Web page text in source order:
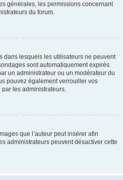
générales, les permissions concernant
du forum.
dans lesquels les utilisateurs ne peuvent
sont automatiquement expirés.
un administrateur ou un modérateur du
pouvez également verrouiller vos
les administrateurs.
que l’auteur peut insérer afin
administrateurs peuvent désactiver cette